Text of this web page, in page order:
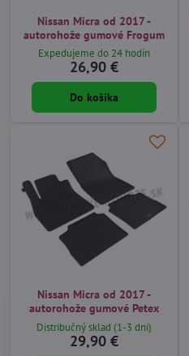
Nissan Micra od 2017 -
autorohože gumové Frogum
Expedujeme do 24 hodín
26,90 €
Do košíka
Nissan Micra od 2017 -
autorohože gumové Petex
Distribučný sklad (1-3 dni)
29,90 €